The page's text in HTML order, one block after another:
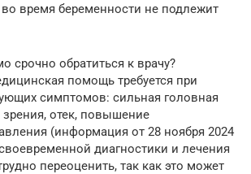
время беременности не подлежит
срочно обратиться к врачу?
помощь требуется при
симптомов: сильная головная
отек, повышение
(информация от 28 ноября 2024
диагностики и лечения
переоценить, так как это может